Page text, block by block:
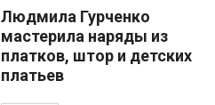
Людмила Гурченко
мастерила наряды из
платков, штор и детских
платьев